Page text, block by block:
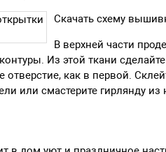
Скачать схему
В верхней части
Из этой ткани
отверстие, как в первой.
или смастерите гирлянду